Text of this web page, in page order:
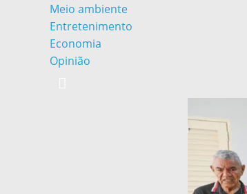
Meio ambiente
Entretenimento
Economia
Opinião